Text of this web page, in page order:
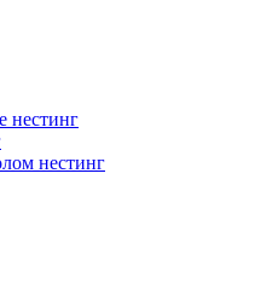
нестинг
нестинг